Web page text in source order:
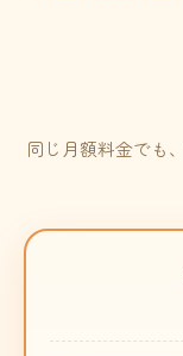
同じ月額料金でも